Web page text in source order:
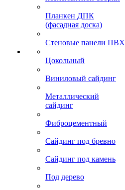
Планкен ДПК
(фасадная доска)
Стеновые панели ПВХ
Цокольный
Виниловый сайдинг
Металлический
сайдинг
Фиброцементный
Сайдинг под бревно
Сайдинг под камень
Под дерево